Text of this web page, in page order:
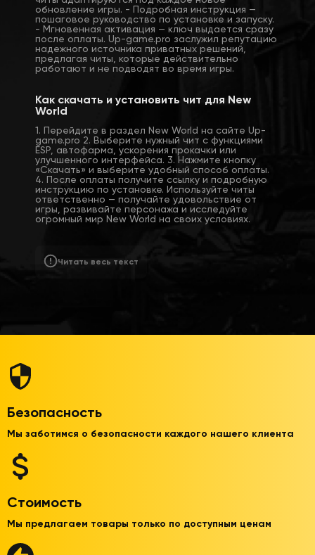
обновление игры. - Подробная инструкция —
пошаговое руководство по установке и запуску.
- Мгновенная активация — ключ выдается сразу
после оплаты. Up-game.pro заслужил репутацию
надежного источника приватных решений,
предлагая читы, которые действительно
работают и не подводят во время игры.
Как скачать и установить чит для New
World
1. Перейдите в раздел New World на сайте Up-
game.pro 2. Выберите нужный чит с функциями
ESP, автофарма, ускорения прокачки или
улучшенного интерфейса. 3. Нажмите кнопку
«Скачать» и выберите удобный способ оплаты.
4. После оплаты получите ссылку и подробную
инструкцию по установке. Используйте читы
ответственно — получайте удовольствие от
игры, развивайте персонажа и исследуйте
огромный мир New World на своих условиях.
Читать весь текст
Безопасность
Мы заботимся о безопасности каждого нашего клиента
Стоимость
Мы предлагаем товары только по доступным ценам